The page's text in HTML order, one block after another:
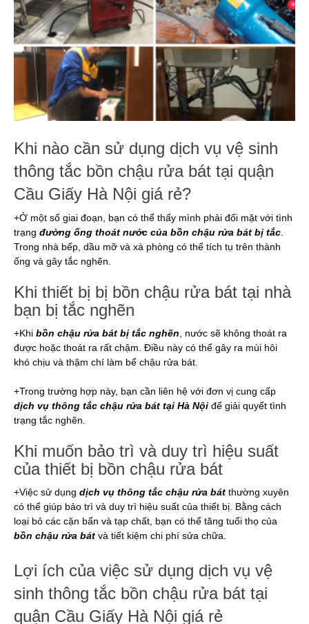
Khi nào cần sử dụng dịch vụ vệ sinh
thông tắc bồn chậu rửa bát tại quận
Cầu Giấy Hà Nội giá rẻ?
+Ở một số giai đoạn, bạn có thể thấy mình phải đối mặt với tình
trạng đường ống thoát nước của bồn chậu rửa bát bị tắc
Trong nhà bếp, dầu mỡ và xà phòng có thể tích tụ trên thành
ống và gây tắc nghẽn.
Khi thiết bị bị bồn chậu rửa bát tại nhà
bạn bị tắc nghẽn
+Khi bồn chậu rửa bát bị tắc nghẽn , nước sẽ không thoát ra
được hoặc thoát ra rất chậm. Điều này có thể gây ra mùi hôi
khó chịu và thậm chí làm bể chậu rửa bát.
+Trong trường hợp này, bạn cần liên hệ với đơn vị cung cấp
dịch vụ thông tắc chậu rửa bát tại Hà Nội để giải quyết tình
trạng tắc nghẽn.
Khi muốn bảo trì và duy trì hiệu suất
của thiết bị bồn chậu rửa bát
+Việc sử dụng dịch vụ thông tắc chậu rửa bát thường xuyên
có thể giúp bảo trì và duy trì hiệu suất của thiết bị. Bằng cách
loại bỏ các cặn bẩn và tạp chất, bạn có thể tăng tuổi thọ của
bồn chậu rửa bát và tiết kiệm chi phí sửa chữa.
Lợi ích của việc sử dụng dịch vụ vệ
sinh thông tắc bồn chậu rửa bát tại
quận Cầu Giấy Hà Nội giá rẻ